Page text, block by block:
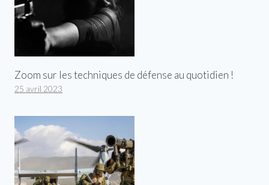
Zoom sur les techniques de défense au quotidien !
25 avril 2023